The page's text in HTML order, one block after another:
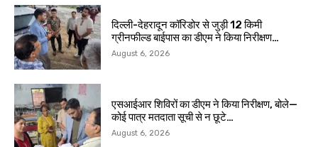
दिल्ली-देहरादून कॉरिडोर से जुड़ी 12 किमी
ग्रीनफील्ड बाईपास का डीएम ने किया निरीक्षण…
August 6, 2026
एसआईआर शिविरों का डीएम ने किया निरीक्षण, बोले—
कोई पात्र मतदाता सूची से न छूटे…
August 6, 2026